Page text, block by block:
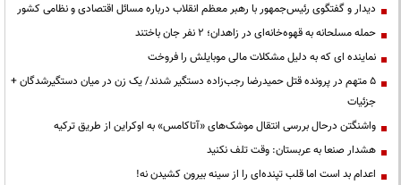
دیدار و گفتگوی رئیس‌جمهور با رهبر معظم انقلاب درباره مسائل اقتصادی و نظامی کشور
حمله مسلحانه به قهوه‌خانه‌ای در زاهدان؛ ۲ نفر جان باختند
نماینده ای که به دلیل مشکلات مالی موبایلش را فروخت
۵ متهم در پرونده قتل حمیدرضا رجب‌زاده دستگیر شدند/ یک زن در میان دستگیرشدگان +
جزئیات
واشنگتن درحال بررسی انتقال موشک‌های «آتاکامس» به اوکراین از طریق ترکیه
هشدار صنعا به عربستان: وقت تلف نکنید
اعدام بد است اما قلب تپنده‌ای را از سینه بیرون کشیدن نه!